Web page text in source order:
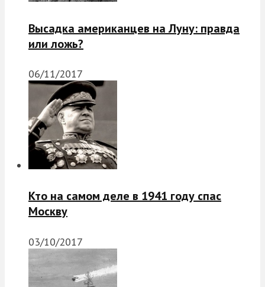
Высадка американцев на Луну: правда
или ложь?
06/11/2017
Кто на самом деле в 1941 году спас
Москву
03/10/2017